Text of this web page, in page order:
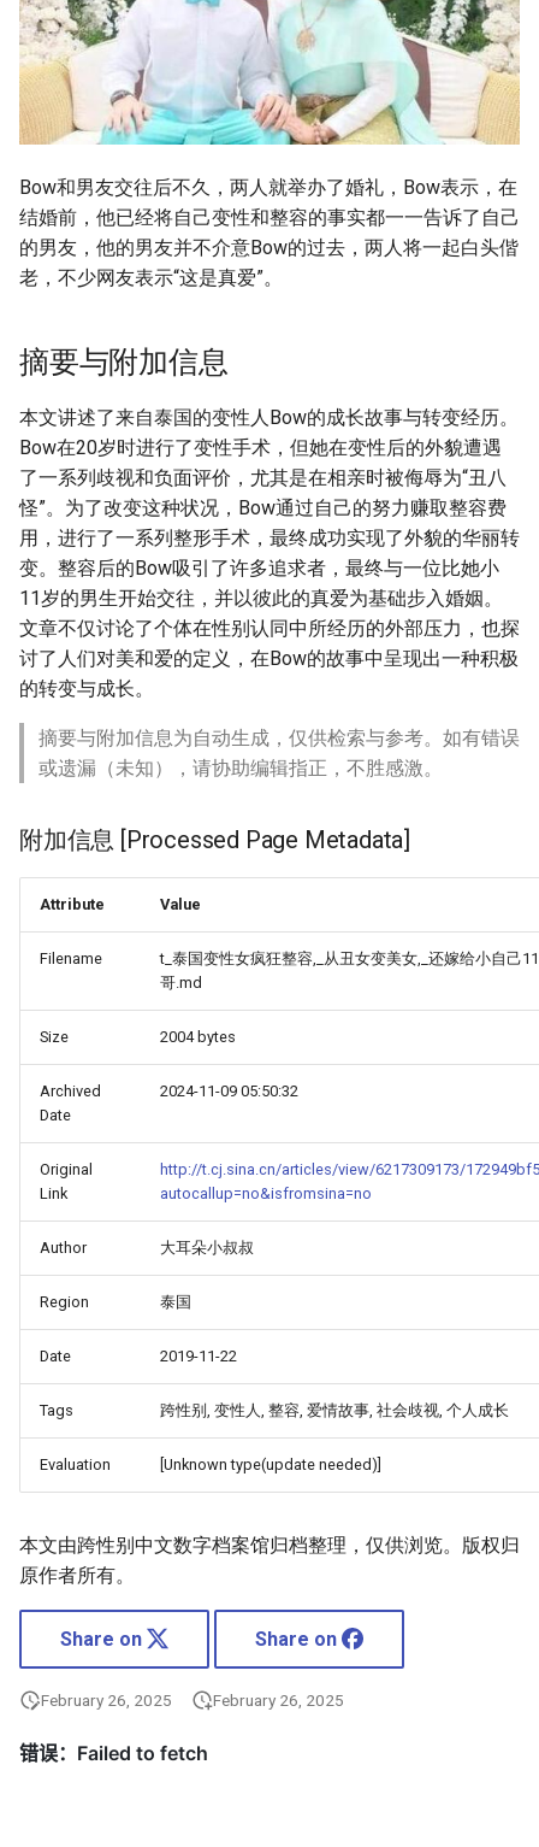
Bow和男友交往后不久，两人就举办了婚礼，Bow表示，在
结婚前，他已经将自己变性和整容的事实都一一告诉了自己
的男友，他的男友并不介意Bow的过去，两人将一起白头偕
老，不少网友表示“这是真爱”。
摘要与附加信息
本文讲述了来自泰国的变性人Bow的成长故事与转变经历。
Bow在20岁时进行了变性手术，但她在变性后的外貌遭遇
了一系列歧视和负面评价，尤其是在相亲时被侮辱为“丑八
怪”。为了改变这种状况，Bow通过自己的努力赚取整容费
用，进行了一系列整形手术，最终成功实现了外貌的华丽转
变。整容后的Bow吸引了许多追求者，最终与一位比她小
11岁的男生开始交往，并以彼此的真爱为基础步入婚姻。
文章不仅讨论了个体在性别认同中所经历的外部压力，也探
讨了人们对美和爱的定义，在Bow的故事中呈现出一种积极
的转变与成长。
摘要与附加信息为自动生成，仅供检索与参考。如有错误
或遗漏（未知），请协助编辑指正，不胜感激。
附加信息 [Processed Page Metadata]
Attribute Value
Filename
t_泰国变性女疯狂整容,_从丑女变美女,_还嫁给小自己
哥.md
Size 2004 bytes
Archived
Date
2024-11-09 05:50:32
Original
Link
http://t.cj.sina.cn/articles/view/6217309173/
autocallup=no&isfromsina=no
Author 大耳朵小叔叔
Region 泰国
Date 2019-11-22
Tags 跨性别, 变性人, 整容, 爱情故事, 社会歧视, 个人成长
Evaluation [Unknown type(update needed)]
本文由跨性别中文数字档案馆归档整理，仅供浏览。版权归
原作者所有。
Share on Share on
February 26, 2025 February 26, 2025